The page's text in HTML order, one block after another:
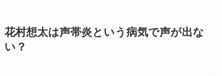
花村想太は声帯炎という病気で声が出な
い？